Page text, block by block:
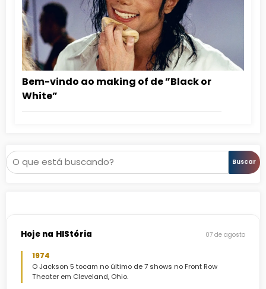
Bem-vindo ao making of de ”Black or
White”
Pesquisar Buscar
Hoje na HIStória 07 de agosto
1974
O Jackson 5 tocam no último de 7 shows no Front Row
Theater em Cleveland, Ohio.